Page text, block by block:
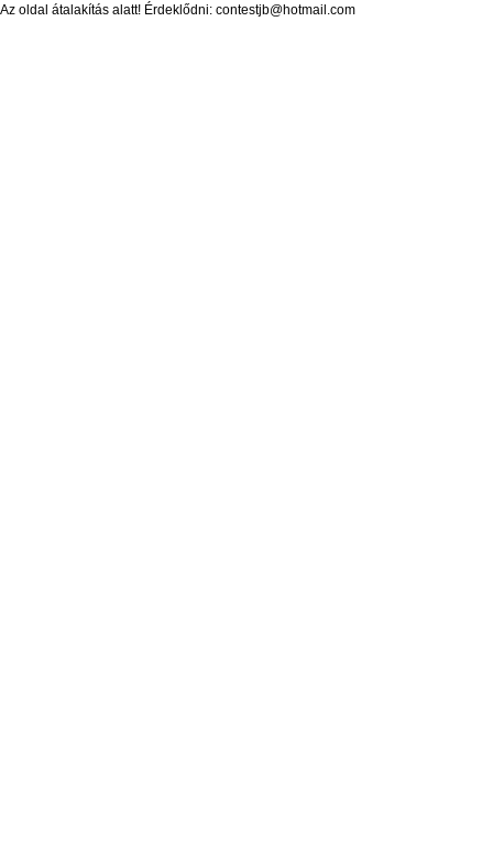
Az oldal átalakítás alatt! Érdeklődni: contestjb@hotmail.com